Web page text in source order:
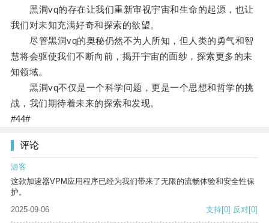
黑洞vq的存在让我们重新审视宇宙和生命的起源，也让
我们对未知充满好奇和探索的欲望。
尽管黑洞vq的奥秘仍然不为人所知，但人类的勇气和智
慧将会驱使我们不断向前，揭开宇宙的面纱，探索更多的未
知领域。
黑洞vq不仅是一个科学问题，更是一个思想和哲学的挑
战，我们期待着未来的探索和发现。
#44#
评论
游客
这款加速器VPM应用程序已经为我们带来了无限的流畅体验和安全性保
护。
2025-09-06
支持[0] 反对[0]